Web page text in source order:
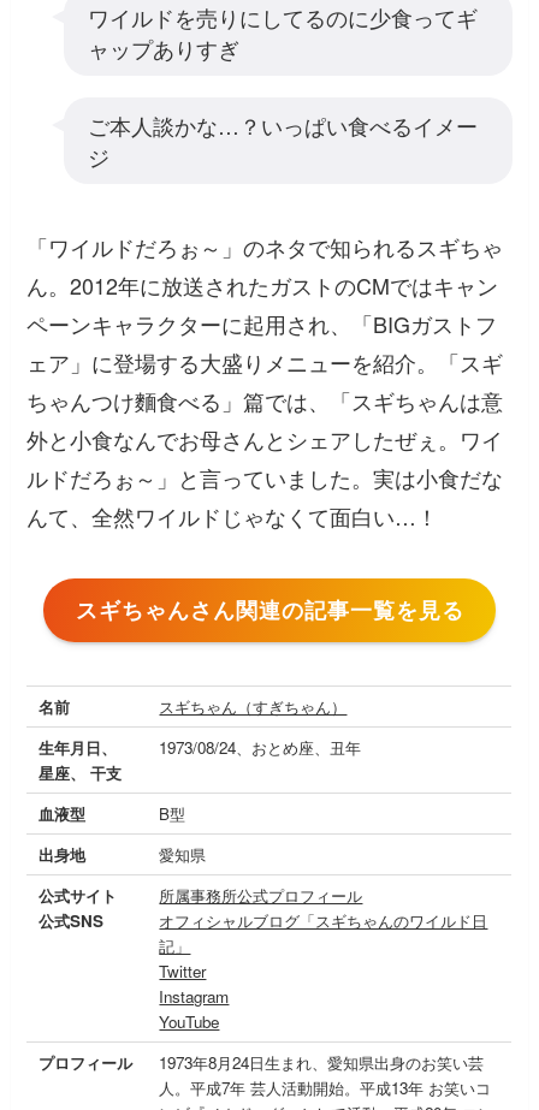
ワイルドを売りにしてるのに少食ってギ
ャップありすぎ
ご本人談かな…？いっぱい食べるイメー
ジ
「ワイルドだろぉ～」のネタで知られるスギちゃ
ん。2012年に放送されたガストのCMではキャン
ペーンキャラクターに起用され、「BIGガストフ
ェア」に登場する大盛りメニューを紹介。「スギ
ちゃんつけ麵食べる」篇では、「スギちゃんは意
外と小食なんでお母さんとシェアしたぜぇ。ワイ
ルドだろぉ～」と言っていました。実は小食だな
んて、全然ワイルドじゃなくて面白い…！
スギちゃんさん関連の記事一覧を見る
名前
スギちゃん（すぎちゃん）
生年月日、
星座、 干支
1973/08/24、おとめ座、丑年
血液型
B型
出身地
愛知県
公式サイト
公式SNS
所属事務所公式プロフィール
オフィシャルブログ「スギちゃんのワイルド日
記」
Twitter
Instagram
YouTube
プロフィール
1973年8月24日生まれ、愛知県出身のお笑い芸
人。平成7年 芸人活動開始。平成13年 お笑いコ